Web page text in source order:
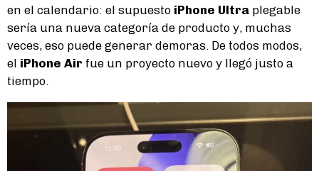
en el calendario: el supuesto iPhone Ultra plegable
sería una nueva categoría de producto y, muchas
veces, eso puede generar demoras. De todos modos,
el iPhone Air fue un proyecto nuevo y llegó justo a
tiempo.